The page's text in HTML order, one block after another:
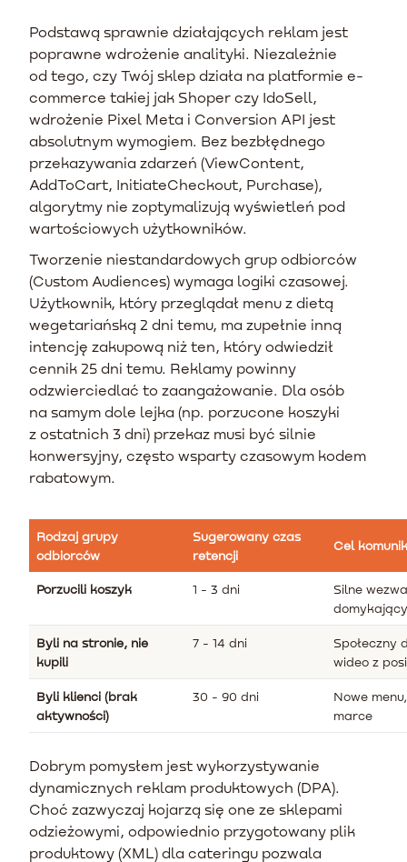
Podstawą sprawnie działających reklam jest
poprawne wdrożenie analityki. Niezależnie
od tego, czy Twój sklep działa na platformie e-
commerce takiej jak Shoper czy IdoSell,
wdrożenie Pixel Meta i Conversion API jest
absolutnym wymogiem. Bez bezbłędnego
przekazywania zdarzeń (ViewContent,
AddToCart, InitiateCheckout, Purchase),
algorytmy nie zoptymalizują wyświetleń pod
wartościowych użytkowników.
Tworzenie niestandardowych grup odbiorców
(Custom Audiences) wymaga logiki czasowej.
Użytkownik, który przeglądał menu z dietą
wegetariańską 2 dni temu, ma zupełnie inną
intencję zakupową niż ten, który odwiedził
cennik 25 dni temu. Reklamy powinny
odzwierciedlać to zaangażowanie. Dla osób
na samym dole lejka (np. porzucone koszyki
z ostatnich 3 dni) przekaz musi być silnie
konwersyjny, często wsparty czasowym kodem
rabatowym.
Rodzaj grupy
odbiorców
Sugerowany czas
retencji
Cel
Porzucili koszyk 1 - 3 dni
Silne
domykający
Byli na stronie, nie
kupili
7 - 14 dni
Społeczny
wideo z
Byli klienci (brak
aktywności)
30 - 90 dni
Nowe
marce
Dobrym pomysłem jest wykorzystywanie
dynamicznych reklam produktowych (DPA).
Choć zazwyczaj kojarzą się one ze sklepami
odzieżowymi, odpowiednio przygotowany plik
produktowy (XML) dla cateringu pozwala